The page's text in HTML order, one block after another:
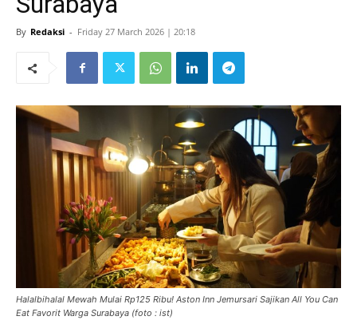
By Redaksi - Friday 27 March 2026 | 20:18
Halalbihalal Mewah Mulai Rp125 Ribu! Aston Inn Jemursari Sajikan All You Can
Eat Favorit Warga Surabaya (foto : ist)